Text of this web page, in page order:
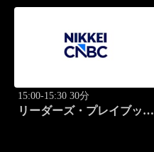
15:00-15:30 30分
リーダーズ・プレイブック